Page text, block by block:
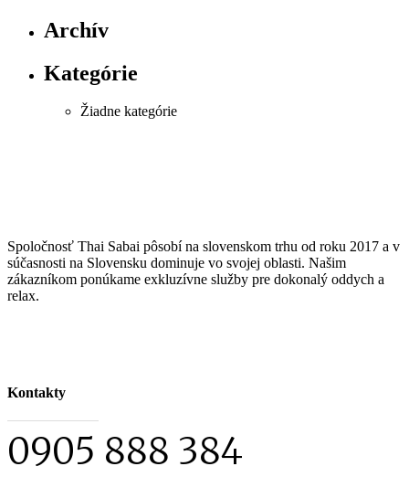
Archív
Kategórie
Žiadne kategórie
Spoločnosť Thai Sabai pôsobí na slovenskom trhu od roku 2017 a v
súčasnosti na Slovensku dominuje vo svojej oblasti. Našim
zákazníkom ponúkame exkluzívne služby pre dokonalý oddych a
relax.
Kontakty
0905 888 384